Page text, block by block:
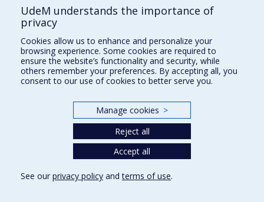
Qui fait quoi?
Nous trouver
Plan du site
Accessibilité
UdeM understands the importance of
privacy
Cookies allow us to enhance and personalize your
browsing experience. Some cookies are required to
ensure the website’s functionality and security, while
others remember your preferences. By accepting all, you
consent to our use of cookies to better serve you.
Manage cookies >
Reject all
Accept all
See our privacy policy andterms of use.